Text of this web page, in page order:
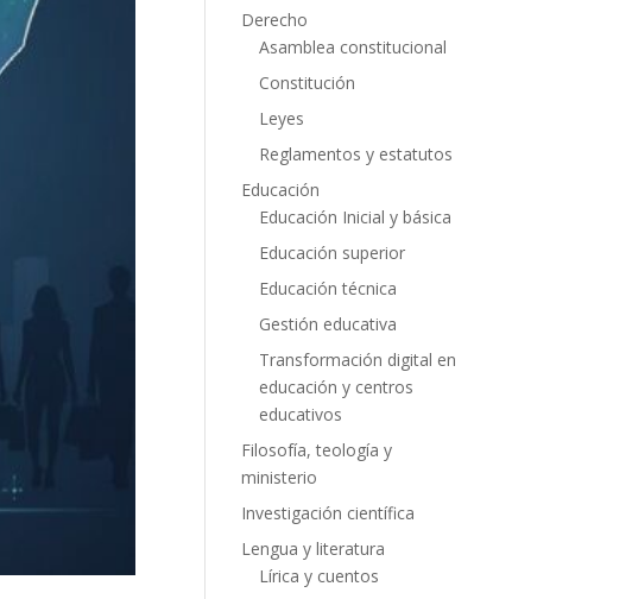
Derecho
Asamblea constitucional
Constitución
Leyes
Reglamentos y estatutos
Educación
Educación Inicial y básica
Educación superior
Educación técnica
Gestión educativa
Transformación digital en
educación y centros
educativos
Filosofía, teología y
ministerio
Investigación científica
Lengua y literatura
Lírica y cuentos